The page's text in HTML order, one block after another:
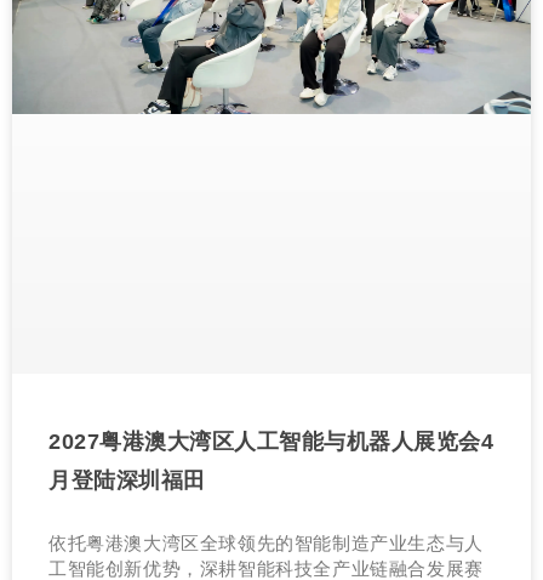
2027粤港澳大湾区人工智能与机器人展览会4
月登陆深圳福田
依托粤港澳大湾区全球领先的智能制造产业生态与人
工智能创新优势，深耕智能科技全产业链融合发展赛